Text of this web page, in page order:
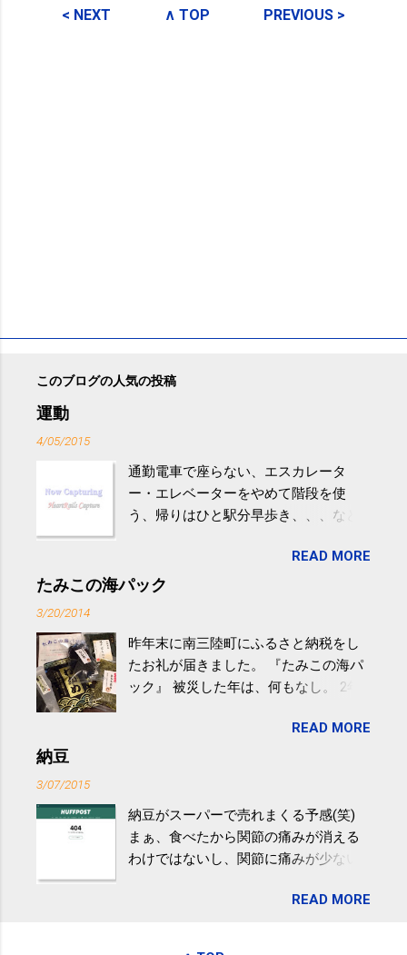
メ
< NEXT ∧ TOP PREVIOUS >
このブログの人気の投稿
運動
4/05/2015
通勤電車で座らない、エスカレータ
ー・エレベーターをやめて階段を使
う、帰りはひと駅分早歩き、、、など
やすい。 スポーツウェア・シューズで
するものだけが運動ではない。 食べ
けると改善する、との結果を筑波大の
研究チームが発表した。改善が期待で
きるのは、過度の飲酒が原因ではない
減らなくても効果があるという。 正田
波大「減量しなくても効果」 - ニュー
ス - アピタル（医療・健康）
READ MORE
たみこの海パック
3/20/2014
昨年末に南三陸町にふるさと納税をし
たお礼が届きました。 『たみこの海パ
ック』 被災した年は、何もなし。 2年
が『たみこの海パック』。 ボランティ
全く考えていなかったので、貰えると
少しづつ復興してる感が伝わってきて
嬉しいです。 あと、ふるさと納税が節
ですが、節税になるほど稼げていない
READ MORE
納豆
3/07/2015
納豆がスーパーで売れまくる予感(笑)
まぁ、食べたから関節の痛みが消える
わけではないし、関節に痛みが少ない
ど。。 「関節の老化」は、「コンドロ
READ MORE